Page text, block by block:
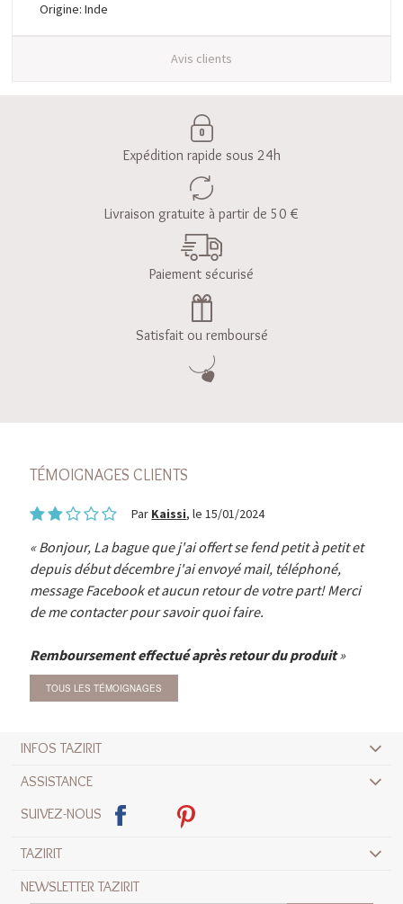
Origine: Inde
Avis clients
Expédition rapide sous 24h
Livraison gratuite à partir de 50 €
Paiement sécurisé
Satisfait ou remboursé
TÉMOIGNAGES CLIENTS
Par Kaissi, le 15/01/2024
Bonjour, La bague que j'ai offert se fend petit à petit et
depuis début décembre j'ai envoyé mail, téléphoné,
message Facebook et aucun retour de votre part! Merci
de me contacter pour savoir quoi faire.
Remboursement effectué après retour du produit
TOUS LES TÉMOIGNAGES
INFOS TAZIRIT
ASSISTANCE
SUIVEZ-NOUS
TAZIRIT
NEWSLETTER TAZIRIT